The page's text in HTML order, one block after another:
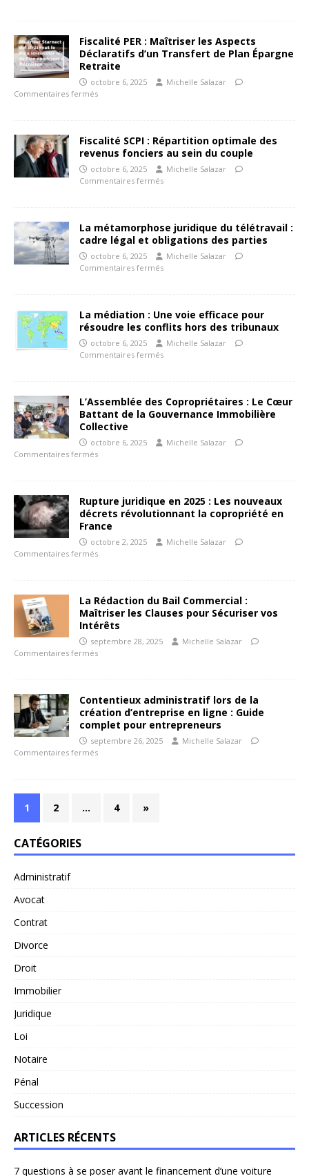
Fiscalité PER : Maîtriser les Aspects
Déclaratifs d’un Transfert de Plan Épargne
Retraite
octobre 6, 2025
Michelle Salazar
Commentaires fermés
Fiscalité SCPI : Répartition optimale des
revenus fonciers au sein du couple
octobre 6, 2025
Michelle Salazar
Commentaires fermés
La métamorphose juridique du télétravail :
cadre légal et obligations des parties
octobre 6, 2025
Michelle Salazar
Commentaires fermés
La médiation : Une voie efficace pour
résoudre les conflits hors des tribunaux
octobre 6, 2025
Michelle Salazar
Commentaires fermés
L’Assemblée des Copropriétaires : Le Cœur
Battant de la Gouvernance Immobilière
Collective
octobre 6, 2025
Michelle Salazar
Commentaires fermés
Rupture juridique en 2025 : Les nouveaux
décrets révolutionnant la copropriété en
France
octobre 2, 2025
Michelle Salazar
Commentaires fermés
La Rédaction du Bail Commercial :
Maîtriser les Clauses pour Sécuriser vos
Intérêts
septembre 28, 2025
Michelle Salazar
Commentaires fermés
Contentieux administratif lors de la
création d’entreprise en ligne : Guide
complet pour entrepreneurs
septembre 26, 2025
Michelle Salazar
Commentaires fermés
1 2 … 4 »
CATÉGORIES
Administratif
Avocat
Contrat
Divorce
Droit
Immobilier
Juridique
Loi
Notaire
Pénal
Succession
ARTICLES RÉCENTS
7 questions à se poser avant le financement d’une voiture